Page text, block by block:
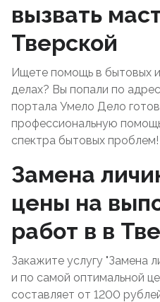
вызвать
Тверской
Ищете помощь в бытовых
делах? Вы попали по
портала Умело Дело
профессиональную
спектра бытовых проблем!
Замена
цены на
работ в в
Закажите услугу "Замена
и по самой оптимальной
составляет от 1200